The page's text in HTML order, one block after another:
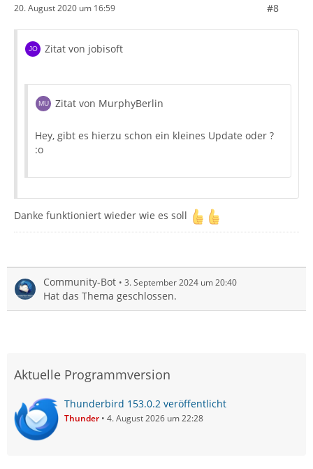
20. August 2020 um 16:59 #8
Zitat von jobisoft
Zitat von MurphyBerlin
Hey, gibt es hierzu schon ein kleines Update oder ?
:o
Danke funktioniert wieder wie es soll
Community-Bot 3. September 2024 um 20:40
Hat das Thema geschlossen.
Aktuelle Programmversion
Thunderbird 153.0.2 veröffentlicht
Thunder 4. August 2026 um 22:28